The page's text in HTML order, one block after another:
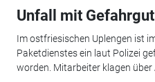
Unfall mit
Im ostfriesischen Uplengen ist
Paketdienstes ein laut Polizei
worden. Mitarbeiter klagen über